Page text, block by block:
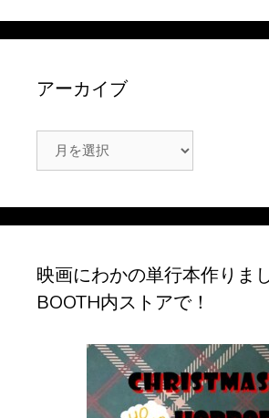
アーカイブ
ー
映画にわかの単行本作りま
BOOTH内ストアで！